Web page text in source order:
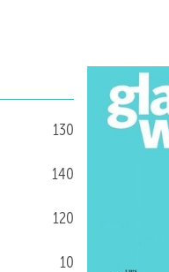
130
140
120
10